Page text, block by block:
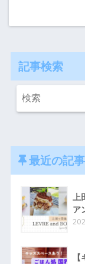
記事検索
最近の記事
ア